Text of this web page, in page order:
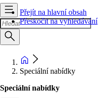
Přejít na hlavní obsah
Přeskočit na vyhledávání
Speciální nabídky
Speciální nabídky